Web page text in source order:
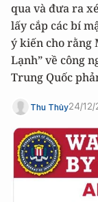
qua và đưa ra
lấy cắp các bí
ý kiến cho rằng
Lạnh” về công
Trung Quốc
Thu Thủy24/12/